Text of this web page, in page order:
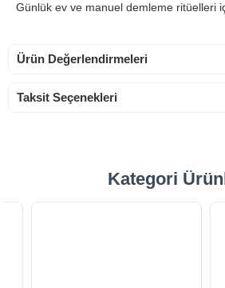
Günlük ev ve manuel demleme ritüelleri
Ürün Değerlendirmeleri
Taksit Seçenekleri
Kategori